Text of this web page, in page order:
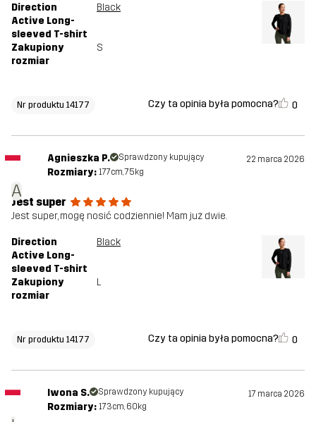
Direction
Active Long-
sleeved T-shirt
Black
Zakupiony
rozmiar
S
Nr produktu 14177 Czy ta opinia była pomocna? 0
A
Agnieszka P. Sprawdzony kupujący 22 marca 2026
Rozmiary: 177cm, 75kg
Jest super
Jest super, mogę nosić codziennie! Mam już dwie.
Direction
Active Long-
sleeved T-shirt
Black
Zakupiony
rozmiar
L
Nr produktu 14177 Czy ta opinia była pomocna? 0
Iwona S. Sprawdzony kupujący 17 marca 2026
Rozmiary: 173cm, 60kg